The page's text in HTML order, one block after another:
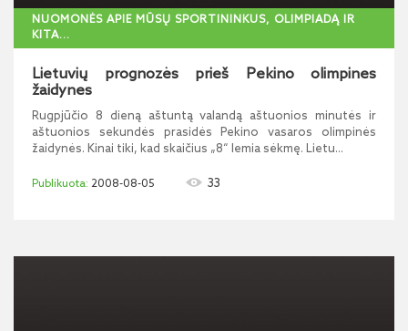
NUOMONĖS APIE MŪSŲ SPORTININKUS, OLIMPIADĄ IR
KITA...
Lietuvių prognozės prieš Pekino olimpines
žaidynes
Rugpjūčio 8 dieną aštuntą valandą aštuonios minutės ir
aštuonios sekundės prasidės Pekino vasaros olimpinės
žaidynės. Kinai tiki, kad skaičius „8“ lemia sėkmę. Lietu...
2008-08-05 33